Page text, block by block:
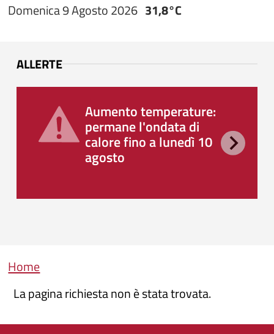
Domenica 9 Agosto 2026 31,8°C
ALLERTE
Aumento temperature:
permane l'ondata di
calore fino a lunedì 10
agosto
Briciole di pane
Home
La pagina richiesta non è stata trovata.